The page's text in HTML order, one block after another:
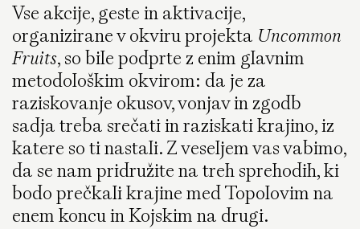
Vse akcije, geste in aktivacije,
organizirane v okviru projekta Uncommon
Fruits, so bile podprte z enim glavnim
metodološkim okvirom: da je za
raziskovanje okusov, vonjav in zgodb
sadja treba srečati in raziskati krajino, iz
katere so ti nastali. Z veseljem vas vabimo,
da se nam pridružite na treh sprehodih, ki
bodo prečkali krajine med Topolovim na
enem koncu in Kojskim na drugi.